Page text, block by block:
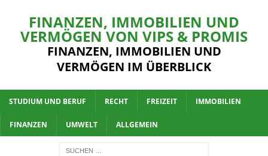
FINANZEN, IMMOBILIEN UND
VERMÖGEN VON VIPS & PROMIS
FINANZEN, IMMOBILIEN UND
VERMÖGEN IM ÜBERBLICK
STUDIUM UND BERUF RECHT FREIZEIT IMMOBILIEN
FINANZEN UMWELT ALLGEMEIN